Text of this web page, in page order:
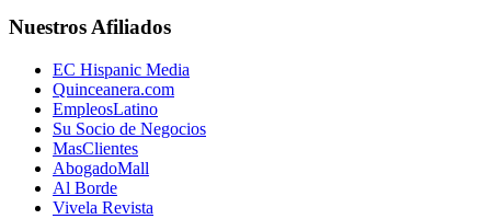
Nuestros Afiliados
EC Hispanic Media
Quinceanera.com
EmpleosLatino
Su Socio de Negocios
MasClientes
AbogadoMall
Al Borde
Vivela Revista